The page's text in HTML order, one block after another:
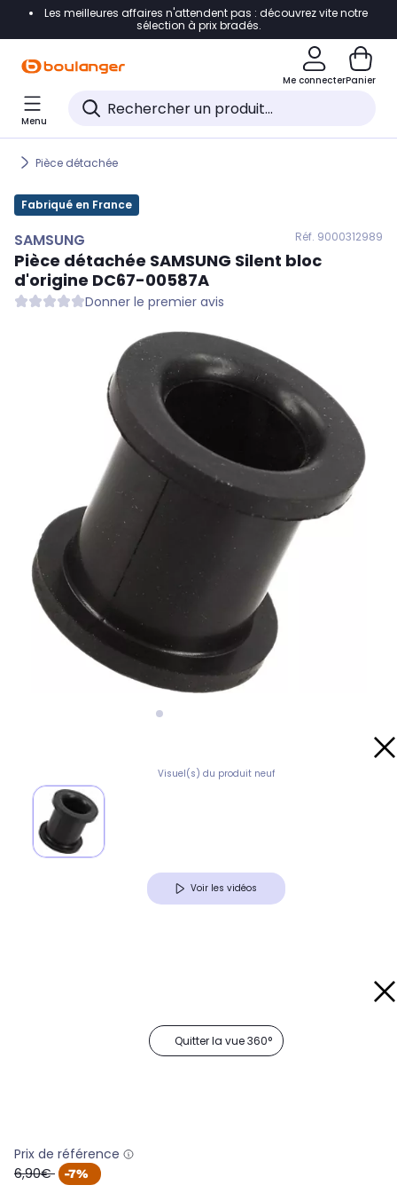
Accéder directement à la navigation
Accéder directement au pied de page
Accéder directement au chatbot
Les meilleures affaires n'attendent pas : découvrez vite notre
sélection à prix bradés.
Me connecterPanier
Menu
Pièce détachée
Fabriqué en France
SAMSUNG Réf. 9000312989
Pièce détachée SAMSUNG Silent bloc
d'origine DC67-00587A
Donner le premier avis
Visuel(s) du produit neuf
Voir les vidéos
Quitter la vue 360°
Prix de référence
oldPrice
6,90€ -7%